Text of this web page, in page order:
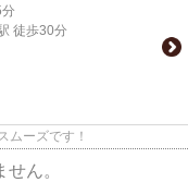
分
徒歩30分
ムーズです！
ん。